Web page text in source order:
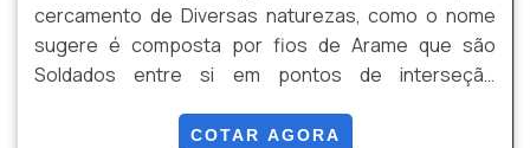
cercamento de Diversas naturezas, como o nome
sugere é composta por fios de Arame que são
Soldados entre si em pontos de interseção
segurança para uma ampla gama de aplicações.
COTAR AGORA